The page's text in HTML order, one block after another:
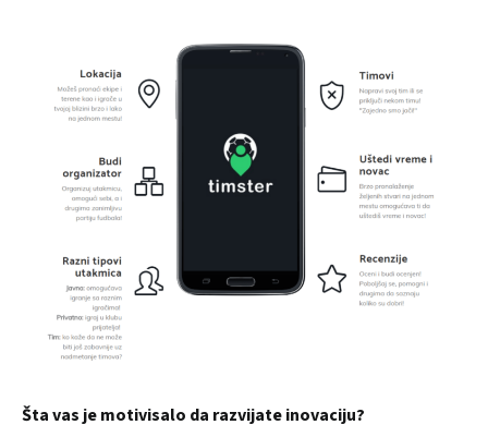
Šta vas je motivisalo da razvijate inovaciju?